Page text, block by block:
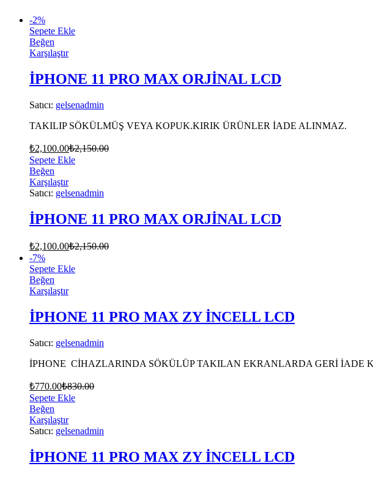
-2%
Sepete Ekle
Beğen
Karşılaştır
İPHONE 11 PRO MAX ORJİNAL LCD
Satıcı: gelsenadmin
TAKILIP SÖKÜLMÜŞ VEYA KOPUK.KIRIK ÜRÜNLER İADE ALINMAZ.
₺2,100.00₺2,150.00
Sepete Ekle
Beğen
Karşılaştır
Satıcı: gelsenadmin
İPHONE 11 PRO MAX ORJİNAL LCD
₺2,100.00₺2,150.00
-7%
Sepete Ekle
Beğen
Karşılaştır
İPHONE 11 PRO MAX ZY İNCELL LCD
Satıcı: gelsenadmin
İPHONE CİHAZLARINDA SÖKÜLÜP TAKILAN EKRANLARDA GERİ İADE
₺770.00₺830.00
Sepete Ekle
Beğen
Karşılaştır
Satıcı: gelsenadmin
İPHONE 11 PRO MAX ZY İNCELL LCD